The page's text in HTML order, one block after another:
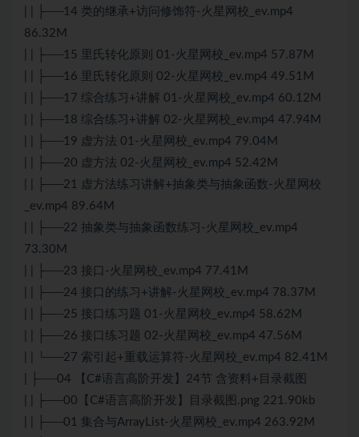
| | ├──14 类的继承+访问修饰符-火星网校_ev.mp4
86.32M
| | ├──15 里氏转化原则 01-火星网校_ev.mp4 57.87M
| | ├──16 里氏转化原则 02-火星网校_ev.mp4 49.51M
| | ├──17 综合练习+讲解 01-火星网校_ev.mp4 60.12M
| | ├──18 综合练习+讲解 02-火星网校_ev.mp4 47.94M
| | ├──19 虚方法 01-火星网校_ev.mp4 79.04M
| | ├──20 虚方法 02-火星网校_ev.mp4 52.42M
| | ├──21 虚方法练习讲解+抽象类与抽象函数-火星网校
_ev.mp4 89.64M
| | ├──22 抽象类与抽象函数练习-火星网校_ev.mp4
73.30M
| | ├──23 接口-火星网校_ev.mp4 77.41M
| | ├──24 接口的练习+讲解-火星网校_ev.mp4 78.37M
| | ├──25 接口练习题 01-火星网校_ev.mp4 58.62M
| | ├──26 接口练习题 02-火星网校_ev.mp4 47.56M
| | └──27 索引起+重载运算符-火星网校_ev.mp4 82.41M
| ├──04 【C#语言高阶开发】24节 含资料+目录截图
| | ├──00【C#语言高阶开发】目录截图.png 221.90kb
| | ├──01 集合与ArrayList-火星网校_ev.mp4 263.92M